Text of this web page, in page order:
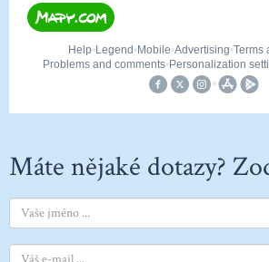
Máte nějaké dotazy?